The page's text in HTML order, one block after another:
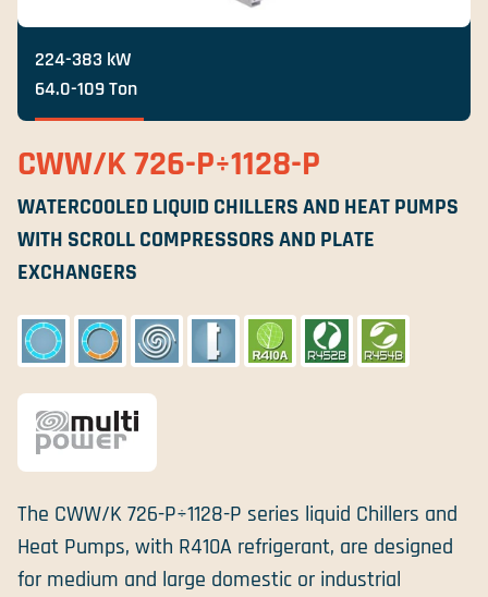
224-383 kW
64.0-109 Ton
CWW/K 726-P÷1128-P
WATERCOOLED LIQUID CHILLERS AND HEAT PUMPS
WITH SCROLL COMPRESSORS AND PLATE
EXCHANGERS
The CWW/K 726-P÷1128-P series liquid Chillers and
Heat Pumps, with R410A refrigerant, are designed
for medium and large domestic or industrial